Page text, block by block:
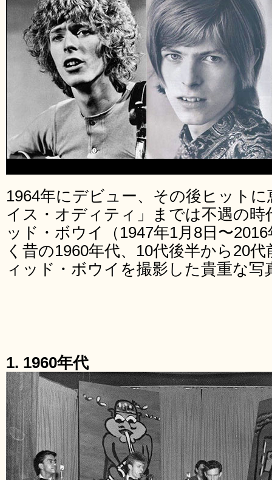
1964年にデビュー、その後ヒット
イス・オディティ」までは不遇の
ッド・ボウイ（1947年1月8日〜
く昔の1960年代、10代後半から20
ィッド・ボウイを撮影した貴重な写
1. 1960年代